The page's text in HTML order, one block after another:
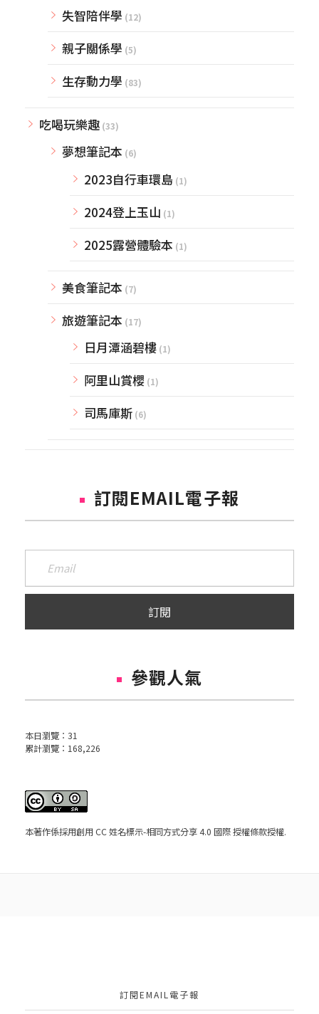
失智陪伴學 (12)
親子關係學 (5)
生存動力學 (83)
吃喝玩樂趣 (33)
夢想筆記本 (6)
2023自行車環島 (1)
2024登上玉山 (1)
2025露營體驗本 (1)
美食筆記本 (7)
旅遊筆記本 (17)
日月潭涵碧樓 (1)
阿里山賞櫻 (1)
司馬庫斯 (6)
訂閱EMAIL電子報
參觀人氣
本日瀏覽： 31
累計瀏覽： 168,226
本著作係採用創用 CC 姓名標示-相同方式分享 4.0 國際 授權條款授權.
訂閱EMAIL電子報